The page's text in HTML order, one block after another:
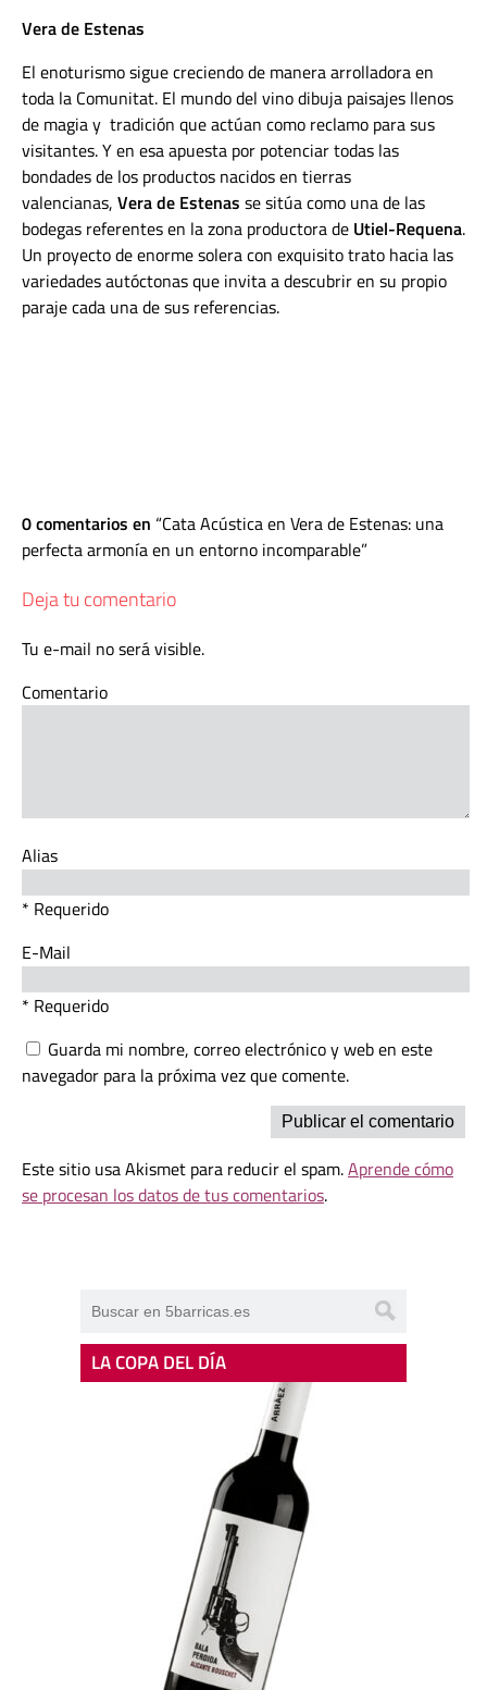
Vera de Estenas
El enoturismo sigue creciendo de manera arrolladora en
toda la Comunitat. El mundo del vino dibuja paisajes llenos
de magia y tradición que actúan como reclamo para sus
visitantes. Y en esa apuesta por potenciar todas las
bondades de los productos nacidos en tierras
valencianas, Vera de Estenas se sitúa como una de las
bodegas referentes en la zona productora de Utiel-Requena.
Un proyecto de enorme solera con exquisito trato hacia las
variedades autóctonas que invita a descubrir en su propio
paraje cada una de sus referencias.
0 comentarios en Cata Acústica en Vera de Estenas: una
perfecta armonía en un entorno incomparable
Deja tu comentario
Tu e-mail no será visible.
Comentario
Alias
* Requerido
E-Mail
* Requerido
Guarda mi nombre, correo electrónico y web en este
navegador para la próxima vez que comente.
Este sitio usa Akismet para reducir el spam.Aprende cómo
se procesan los datos de tus comentarios.
LA COPA DEL DÍA